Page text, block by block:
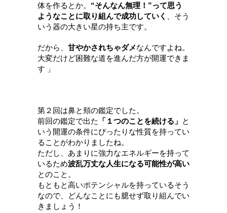
体を作るとか。 “そんなん無理！”って思う
ようなことに取り組んで成功していく
、そう
いう器の大きい星の持ち主です。
だから、 甘やかされちゃダメなんですよね。
大変だけど困難な道を進んだ方が開運できま
す 」
第２回は鼻と頬の鑑定でした。
前回の鑑定で出た
「１つのことを続ける」 と
いう開運の条件にぴったりな性質を持ってい
ることがわかりましたね。
ただし、あまりに強力なエネルギーを持って
いるため波乱万丈な人生になる可能性が高い
とのこと。
もともと高いポテンシャルを持っているそう
なので、どんなことにも臆せず取り組んでい
きましょう！